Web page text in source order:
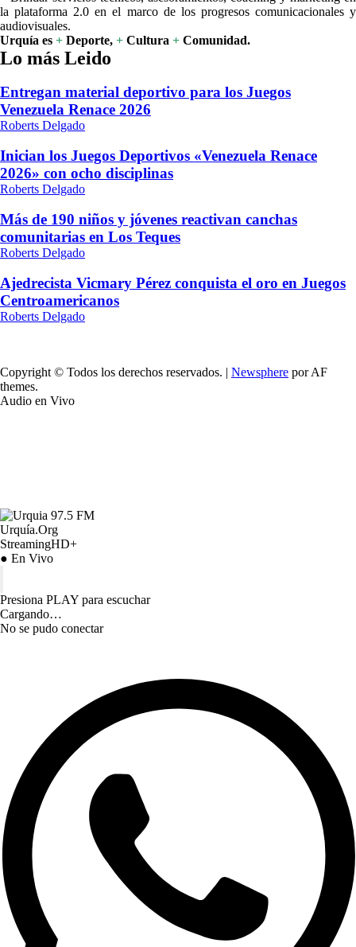
la plataforma 2.0 en el marco de los progresos comunicacionales y
audiovisuales.
Urquía es + Deporte, + Cultura + Comunidad.
Lo más Leido
Entregan material deportivo para los Juegos
Venezuela Renace 2026
Roberts Delgado
Inician los Juegos Deportivos «Venezuela Renace
2026» con ocho disciplinas
Roberts Delgado
Más de 190 niños y jóvenes reactivan canchas
comunitarias en Los Teques
Roberts Delgado
Ajedrecista Vicmary Pérez conquista el oro en Juegos
Centroamericanos
Roberts Delgado
Copyright © Todos los derechos reservados. | Newsphere por AF
themes.
Audio en Vivo
Urquía.Org
StreamingHD+
● En Vivo
Presiona PLAY para escuchar
Cargando…
No se pudo conectar